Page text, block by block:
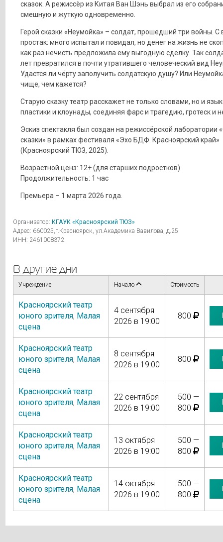
сказок. А режиссёр из Китая Ван Шэнь выбрал из его
смешную и жуткую одновременно.
Герой сказки «Неумойка» – солдат, прошедший три войны. С
простак: много испытал и повидал, но денег на жизнь не
как раз нечисть предложила ему выгодную сделку. Так
лет превратился в почти утратившего человеческий вид
Удастся ли чёрту заполучить солдатскую душу? Или
чище, чем кажется?
Старую сказку театр расскажет не только словами, но и
пластики и клоунады, соединяя фарс и трагедию, гротеск и
Эскиз спектакля был создан на режиссёрской лаборатории
сказки» в рамках фестиваля «Эхо БДФ. Красноярский край»
(Красноярский ТЮЗ, 2025).
Возрастной ценз: 12+ (для старших подростков)
Продолжительность: 1 час
Премьера – 1 марта 2026 года.
Организатор: КГАУК «Красноярский ТЮЗ»
Адрес: 660025,г.Красноярск, ул.Академика Вавилова, д.25
ИНН: 2461008372
В другие дни
Учреждение Начало Стоимость
Красноярский театр
юного зрителя, Малая
сцена
4 сентября
2026 в 19:00
800
Красноярский театр
юного зрителя, Малая
сцена
8 сентября
2026 в 19:00
800
Красноярский театр
юного зрителя, Малая
сцена
22 сентября
2026 в 19:00
500 —
800
Красноярский театр
юного зрителя, Малая
сцена
13 октября
2026 в 19:00
500 —
800
Красноярский театр
юного зрителя, Малая
сцена
14 октября
2026 в 19:00
500 —
800